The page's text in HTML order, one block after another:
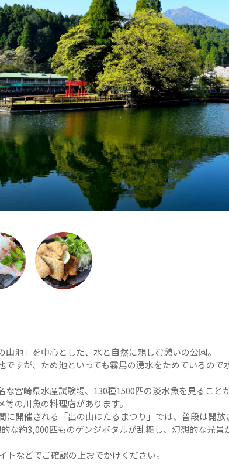
池」を中心とした、水と自然に親しむ憩いの公園。
ですが、ため池といっても霧島の湧水をためているので
宮崎県水産試験場、130種1500匹の淡水魚を見ること
の川魚の料理店があります。
に開催される「出の山ほたるまつり」では、普段は開放
な約3,000匹ものゲンジボタルが乱舞し、幻想的な光景
などでご確認の上おでかけください。